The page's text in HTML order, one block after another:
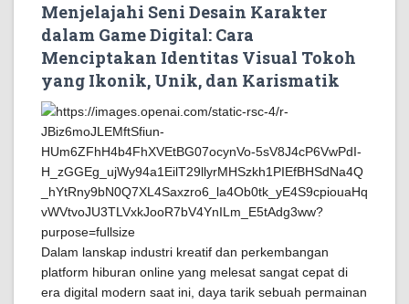
Menjelajahi Seni Desain Karakter
dalam Game Digital: Cara
Menciptakan Identitas Visual Tokoh
yang Ikonik, Unik, dan Karismatik
Dalam lanskap industri kreatif dan perkembangan
platform hiburan online yang melesat sangat cepat di
era digital modern saat ini, daya tarik sebuah permainan